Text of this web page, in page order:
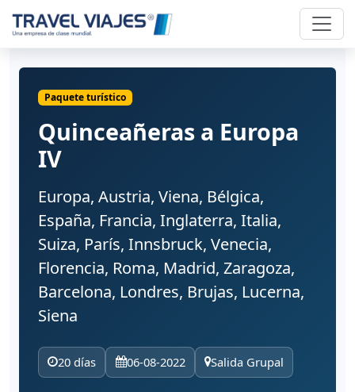
Paquete turístico
Quinceañeras a Europa
IV
Europa, Austria, Viena, Bélgica,
España, Francia, Inglaterra, Italia,
Suiza, París, Innsbruck, Venecia,
Florencia, Roma, Madrid, Zaragoza,
Barcelona, Londres, Brujas, Lucerna,
Siena
20 días 06-08-2022 Salida Grupal